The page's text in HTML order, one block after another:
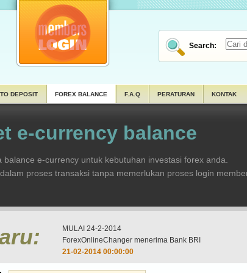
Search:
DEPOSIT FOREX BALANCE F.A.Q PERATURAN KONTAK
e-currency balance
balance e-currency untuk kebutuhan investasi forex anda.
proses transaksi tanpa memerlukan proses login
MULAI 24-2-2014
ForexOnlineChanger menerima Bank BRI
21-02-2014 00:00:00